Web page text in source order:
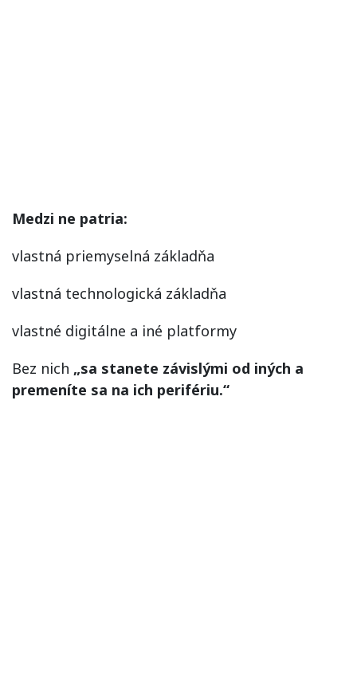
Medzi ne patria:
vlastná priemyselná základňa
vlastná technologická základňa
vlastné digitálne a iné platformy
Bez nich „sa stanete závislými od iných a
premeníte sa na ich perifériu.“